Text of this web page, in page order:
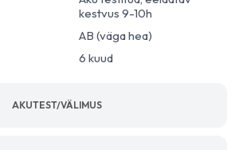
AKUTEST/VÄLIMUS
kestvus 9-10h
AB (väga hea)
6 kuud